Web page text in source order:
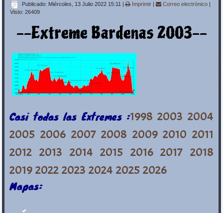
Publicado: Miércoles, 13 Julio 2022 15:11 | Imprimir | Correo electrónico |
Visto: 26409
--Extreme Bardenas 2003--
Casi todas las Extremes :1998 2003 2004
2005 2006 2007 2008 2009 2010 2011
2012 2013 2014 2015 2016 2017 2018
2019 2022 2023 2024 2025 2026
Mapas: